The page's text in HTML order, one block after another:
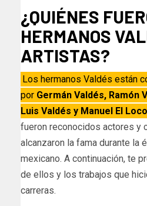
¿QUIÉNES
HERMANOS
ARTISTAS?
Los hermanos Valdés están
por Germán Valdés, Ramón
Luis Valdés y Manuel El
fueron reconocidos actores y
alcanzaron la fama durante la
mexicano. A continuación, te
de ellos y los trabajos que
carreras.